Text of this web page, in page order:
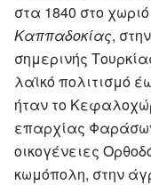
στα 1840 στο χωριό
Καππαδοκίας,
σημερινής
λαϊκό πολιτισμό
ήταν το
επαρχίας
οικογένειες
κωμόπολη, στην